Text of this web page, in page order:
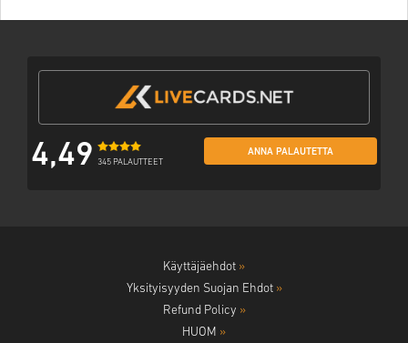
4,49 345 PALAUTTEET
ANNA PALAUTETTA
Käyttäjäehdot »
Yksityisyyden Suojan Ehdot »
Refund Policy »
HUOM »